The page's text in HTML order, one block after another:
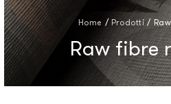
Home /Prodotti /
Raw fibre